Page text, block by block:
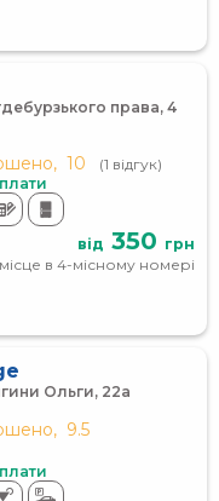
права, 4
10
(1 відгук)
від 350 грн
місце в 4-місному номері
Ольги, 22а
9.5